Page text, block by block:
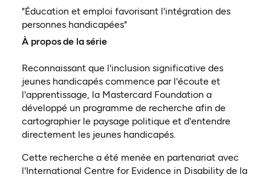
"Éducation et emploi favorisant l'intégration des
personnes handicapées"
À propos de la série
Reconnaissant que l'inclusion significative des
jeunes handicapés commence par l'écoute et
l'apprentissage, la Mastercard Foundation a
développé un programme de recherche afin de
cartographier le paysage politique et d'entendre
directement les jeunes handicapés.
Cette recherche a été menée en partenariat avec
l'International Centre for Evidence in Disability de la